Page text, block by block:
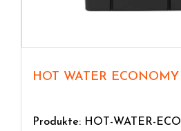
HOT WATER ECONOMY
Produkte: HOT-WATER-ECO